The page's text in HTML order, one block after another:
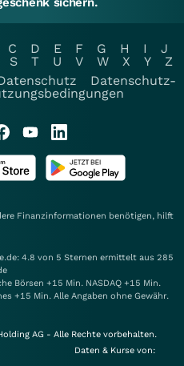
C D E F G H I
J
S T U V W X Y
Z
Datenschutz-
Finanzinformationen benötigen, hilft
4.8 von 5 Sternen ermittelt aus 285
Börsen +15 Min. NASDAQ +15 Min.
+15 Min. Alle Angaben ohne Gewähr.
AG - Alle Rechte vorbehalten.
Daten & Kurse von: